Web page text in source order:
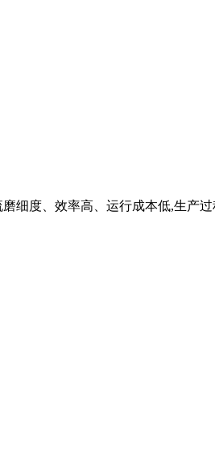
细度、效率高、运行成本低,生产